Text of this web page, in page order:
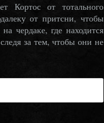
Кортос от тотального
от притсни, чтобы
чердаке, где находится
за тем, чтобы они не